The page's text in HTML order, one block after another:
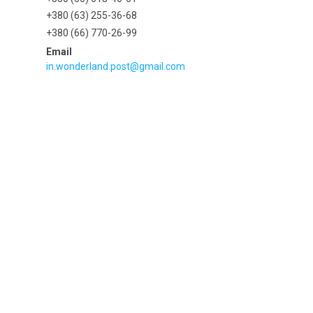
+380 (63) 255-36-68
+380 (66) 770-26-99
in.wonderland.post@gmail.com